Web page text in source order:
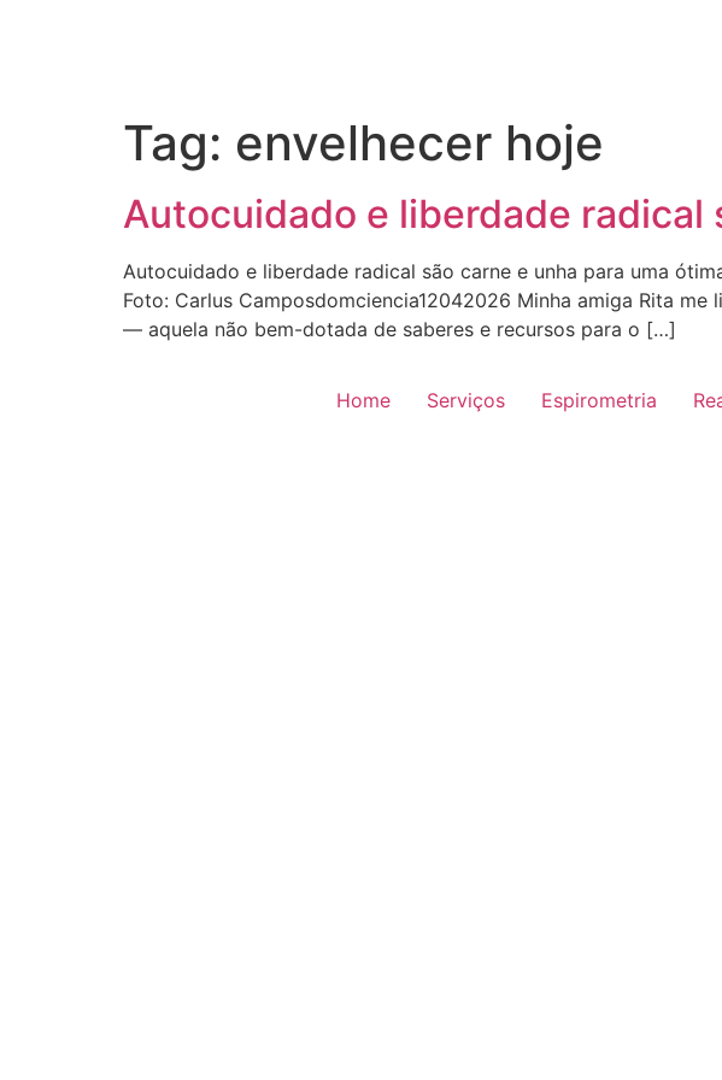
Tag: envelhecer hoje
Autocuidado e liberdade radical
Autocuidado e liberdade radical são carne e unha para uma
Foto: Carlus Camposdomciencia12042026 Minha amiga Rita
— aquela não bem-dotada de saberes e recursos para o […]
Home Serviços Espirometria